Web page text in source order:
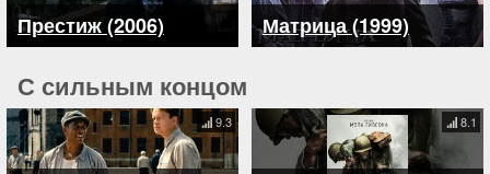
Престиж (2006) Матрица (1999)
С сильным концом
9.3 8.1